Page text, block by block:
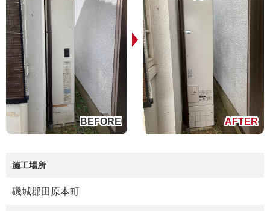
施工場所
磯城郡田原本町